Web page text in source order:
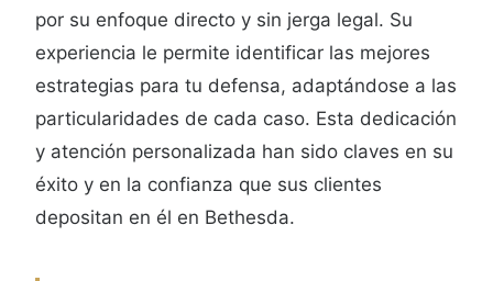
por su enfoque directo y sin jerga legal. Su
experiencia le permite identificar las mejores
estrategias para tu defensa, adaptándose a las
particularidades de cada caso. Esta dedicación
y atención personalizada han sido claves en su
éxito y en la confianza que sus clientes
depositan en él en Bethesda.